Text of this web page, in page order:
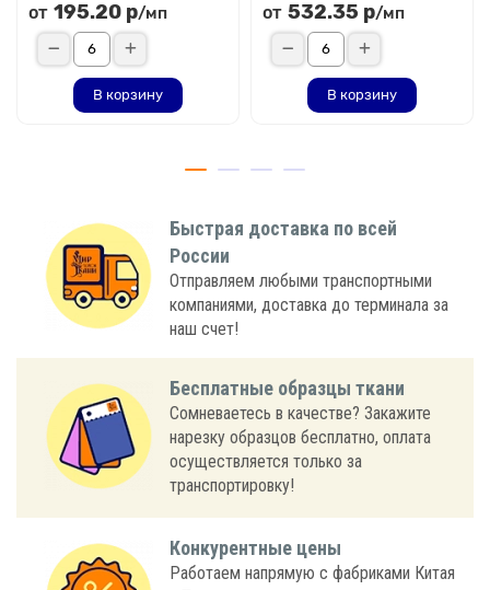
от 195.20 р/мп
В корзину
от 532.35 р/мп
В корзину
Быстрая доставка по всей
России
Отправляем любыми транспортными
компаниями, доставка до терминала за
наш счет!
Бесплатные образцы ткани
Сомневаетесь в качестве? Закажите
нарезку образцов бесплатно, оплата
осуществляется только за
транспортировку!
Конкурентные цены
Работаем напрямую с фабриками Китая